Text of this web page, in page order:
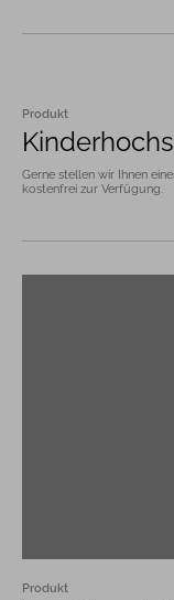
Produkt
Gerne stellen wir Ihnen
kostenfrei zur Verfügung.
Produkt